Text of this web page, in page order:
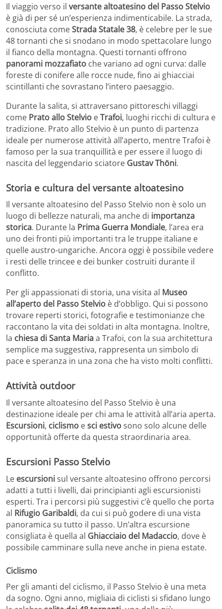
Il viaggio verso il versante altoatesino del Passo Stelvio
è già di per sé un’esperienza indimenticabile. La strada,
conosciuta comeStrada Statale 38, è celebre per le sue
48 tornanti che si snodano in modo spettacolare lungo
il fianco della montagna. Questi tornanti offrono
panorami mozzafiato che variano ad ogni curva: dalle
foreste di conifere alle rocce nude, fino ai ghiacciai
scintillanti che sovrastano l’intero paesaggio.
Durante la salita, si attraversano pittoreschi villaggi
come Prato allo Stelvio eTrafoi, luoghi ricchi di cultura e
tradizione. Prato allo Stelvio è un punto di partenza
ideale per numerose attività all’aperto, mentre Trafoi è
famoso per la sua tranquillità e per essere il luogo di
nascita del leggendario sciatore Gustav Thöni.
Storia e cultura del versante altoatesino
Il versante altoatesino del Passo Stelvio non è solo un
luogo di bellezze naturali, ma anche di importanza
storica. Durante la Prima Guerra Mondiale, l’area era
uno dei fronti più importanti tra le truppe italiane e
quelle austro-ungariche. Ancora oggi è possibile vedere
i resti delle trincee e dei bunker costruiti durante il
conflitto.
Per gli appassionati di storia, una visita al Museo
all’aperto del Passo Stelvio è d’obbligo. Qui si possono
trovare reperti storici, fotografie e testimonianze che
raccontano la vita dei soldati in alta montagna. Inoltre,
la chiesa di Santa Mariaa Trafoi, con la sua architettura
semplice ma suggestiva, rappresenta un simbolo di
pace e speranza in una zona che ha visto molti conflitti.
Attività outdoor
Il versante altoatesino del Passo Stelvio è una
destinazione ideale per chi ama le attività all’aria aperta.
Escursioni, ciclismo esci estivosono solo alcune delle
opportunità offerte da questa straordinaria area.
Escursioni Passo Stelvio
Le escursionisul versante altoatesino offrono percorsi
adatti a tutti i livelli, dai principianti agli escursionisti
esperti. Tra i percorsi più suggestivi c’è quello che porta
al Rifugio Garibaldi, da cui si può godere di una vista
panoramica su tutto il passo. Un’altra escursione
consigliata è quella al Ghiacciaio del Madaccio, dove è
possibile camminare sulla neve anche in piena estate.
Ciclismo
Per gli amanti del ciclismo, il Passo Stelvio è una meta
da sogno. Ogni anno, migliaia di ciclisti si sfidano lungo